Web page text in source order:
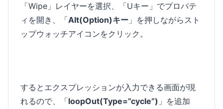
「Wipe」レイヤーを選択、「Uキー」でプロパテ
ィを開き、「Alt(Option)キー 」を押しながらスト
ップウォッチアイコンをクリック。
するとエクスプレッションが入力できる画面が現
れるので、「loopOut(Type=”cycle”) 」を追加